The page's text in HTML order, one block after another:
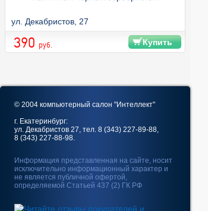
ул. Декабристов, 27
390 руб. Купить
© 2004 компьютерный салон "Интеллект"
г. Екатеринбург:
ул. Декабристов 27, тел. 8 (343) 227-89-88,
8 (343) 227-88-98.
Информация представленная на сайте, носит
исключительно информационный характер и
не является публичной офертой,
определяемой Статьей 437 (2) ГК РФ